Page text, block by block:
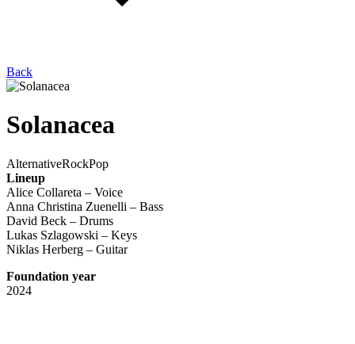
Back
Solanacea
AlternativeRockPop
Lineup
Alice Collareta – Voice
Anna Christina Zuenelli – Bass
David Beck – Drums
Lukas Szlagowski – Keys
Niklas Herberg – Guitar
Foundation year
2024